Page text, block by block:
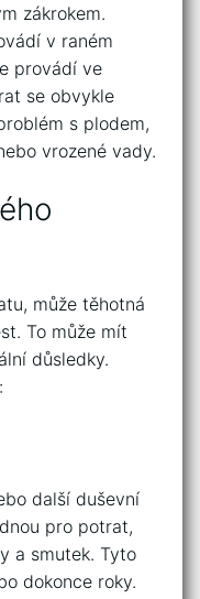
zákrokem.
v raném
provádí ve
se obvykle
s plodem,
vrozené vady.
může těhotná
To může mít
důsledky.
další duševní
pro potrat,
a smutek. Tyto
dokonce roky.